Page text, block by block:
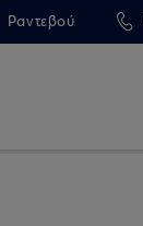
Ραντεβού